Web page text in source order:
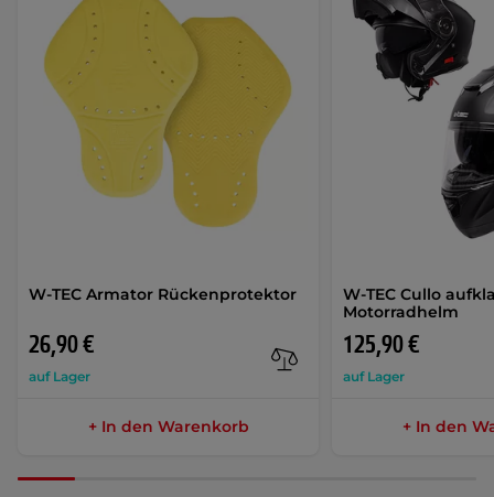
W-TEC Armator Rückenprotektor
26,90 €
auf Lager
+ In den Warenkorb
W-TEC Cullo
Motorradhelm
125,90 €
auf Lager
+ In den